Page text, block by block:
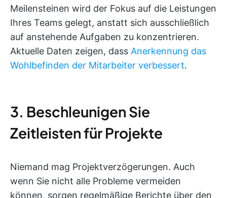
Meilensteinen wird der Fokus auf die Leistungen
Ihres Teams gelegt, anstatt sich ausschließlich
auf anstehende Aufgaben zu konzentrieren.
Aktuelle Daten zeigen, dass Anerkennung das
Wohlbefinden der Mitarbeiter verbessert.
3. Beschleunigen Sie
Zeitleisten für Projekte
Niemand mag Projektverzögerungen. Auch
wenn Sie nicht alle Probleme vermeiden
können, sorgen regelmäßige Berichte über den